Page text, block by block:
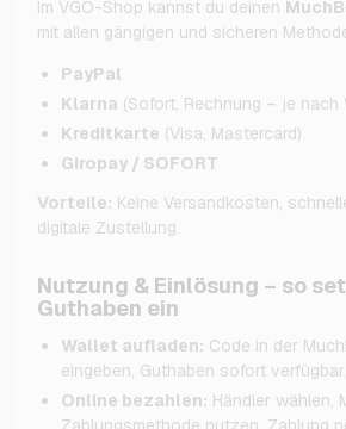
Im VGO-Shop kannst du deinen
mit allen gängigen und sicheren
PayPal
Klarna (Sofort, Rechnung – je nach
Kreditkarte (Visa, Mastercard)
Giropay / SOFORT
Vorteile: Keine Versandkosten,
digitale Zustellung.
Nutzung & Einlösung – so
Guthaben ein
Wallet aufladen: Code in der
eingeben, Guthaben sofort verfügbar.
Online bezahlen: Händler wählen,